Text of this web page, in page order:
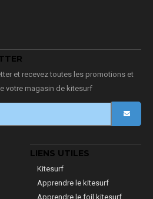
et recevez toutes les promotions et
votre magasin de kitesurf
LIENS UTILES
Kitesurf
Apprendre le kitesurf
Apprendre le foil kitesurf